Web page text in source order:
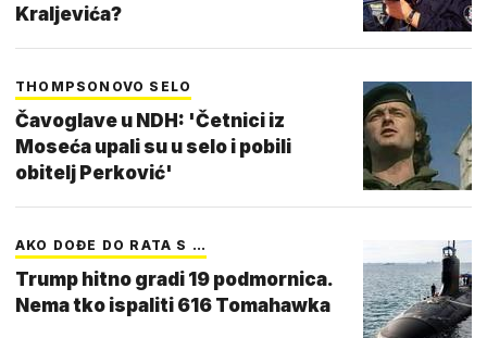
Kraljevića?
THOMPSONOVO SELO
Čavoglave u NDH: 'Četnici iz
Moseća upali su u selo i pobili
obitelj Perković'
AKO DOĐE DO RATA S …
Trump hitno gradi 19 podmornica.
Nema tko ispaliti 616 Tomahawka